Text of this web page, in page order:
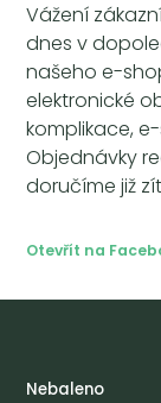
Vážení
dnes v
našeho e-
elektronické
komplikace,
Objednávky
doručíme již
Otevřít na
Nebaleno